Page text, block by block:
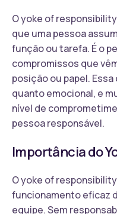
O yoke of
que uma pessoa
função ou tarefa. É o
compromissos que
posição ou papel.
quanto emocional, e
nível de
pessoa responsável.
Importância do
O yoke of
funcionamento eficaz
equipe. Sem